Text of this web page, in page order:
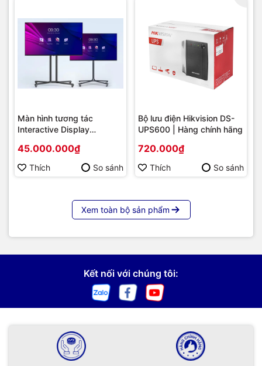
Màn hình tương tác
Interactive Display
86 | Cấu hình cao cấp |
Hàng chính hãng
45.000.000₫
Thích So sánh
Bộ lưu điện Hikvision DS-
UPS600 | Hàng chính hãng
720.000₫
Thích So sánh
Xem toàn bộ sản phẩm
Kết nối với chúng tôi: